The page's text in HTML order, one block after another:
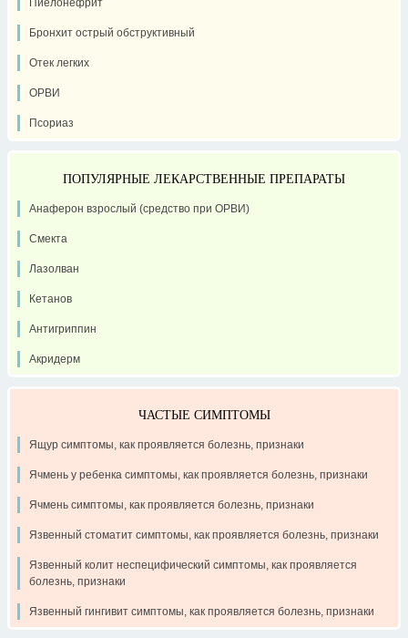
Бронхит острый обструктивный
Отек легких
ОРВИ
Псориаз
ПОПУЛЯРНЫЕ ЛЕКАРСТВЕННЫЕ ПРЕПАРАТЫ
Анаферон взрослый (средство при ОРВИ)
Смекта
Лазолван
Кетанов
Антигриппин
Акридерм
ЧАСТЫЕ СИМПТОМЫ
Ящур симптомы, как проявляется болезнь, признаки
Ячмень у ребенка симптомы, как проявляется болезнь, признаки
Ячмень симптомы, как проявляется болезнь, признаки
Язвенный стоматит симптомы, как проявляется болезнь, признаки
Язвенный колит неспецифический симптомы, как проявляется
болезнь, признаки
Язвенный гингивит симптомы, как проявляется болезнь, признаки